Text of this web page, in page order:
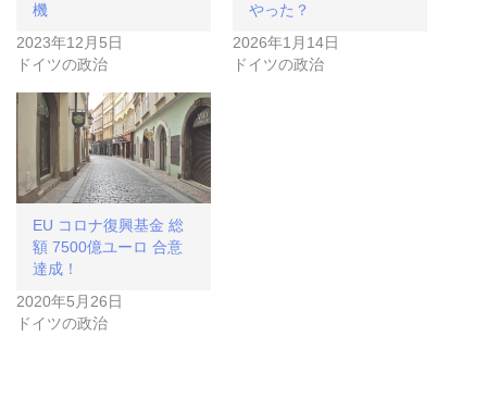
機
2023年12月5日
ドイツの政治
やった？
2026年1月14日
ドイツの政治
EU コロナ復興基金 総
額 7500億ユーロ 合意
達成！
2020年5月26日
ドイツの政治